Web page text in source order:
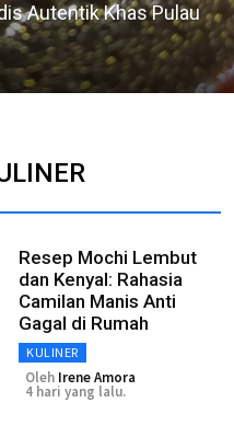
Autentik Khas Pulau
Resep Mochi Lembut
dan Kenyal: Rahasia
Camilan Manis Anti
Gagal di Rumah
KULINER
Oleh Irene Amora
4 hari yang lalu.